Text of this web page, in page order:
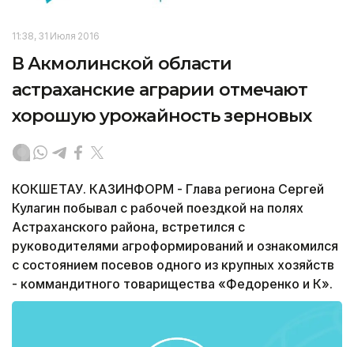
11:38, 31 Июля 2016
В Акмолинской области
астраханские аграрии отмечают
хорошую урожайность зерновых
КОКШЕТАУ. КАЗИНФОРМ - Глава региона Сергей
Кулагин побывал с рабочей поездкой на полях
Астраханского района, встретился с
руководителями агроформирований и ознакомился
с состоянием посевов одного из крупных хозяйств
- коммандитного товарищества «Федоренко и К».